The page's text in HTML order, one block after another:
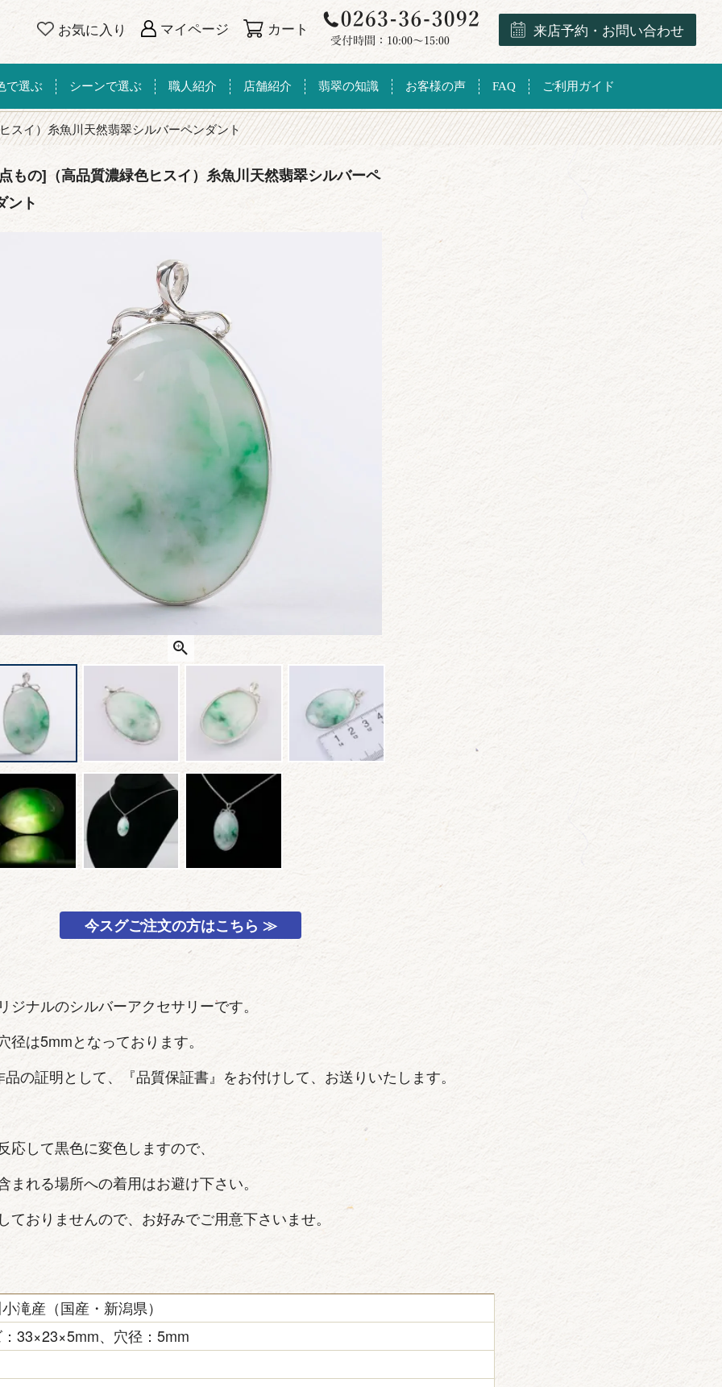
お気に入り マイページ カート 来店予約・お問い合わせ
で選ぶ シーンで選ぶ 職人紹介 店舗紹介 翡翠の知識 お客様の声 FAQ ご利用ガイド
スイ）糸魚川天然翡翠シルバーペンダント
もの]（高品質濃緑色ヒスイ）糸魚川天然翡翠シルバーペ
ント
今スグご注文の方はこちら ≫
ジナルのシルバーアクセサリーです。
径は5mmとなっております。
の証明として、『品質保証書』をお付けして、お送りいたします。
応して黒色に変色しますので、
まれる場所への着用はお避け下さい。
ておりませんので、お好みでご用意下さいませ。
滝産（国産・新潟県）
33×23×5mm、穴径：5mm